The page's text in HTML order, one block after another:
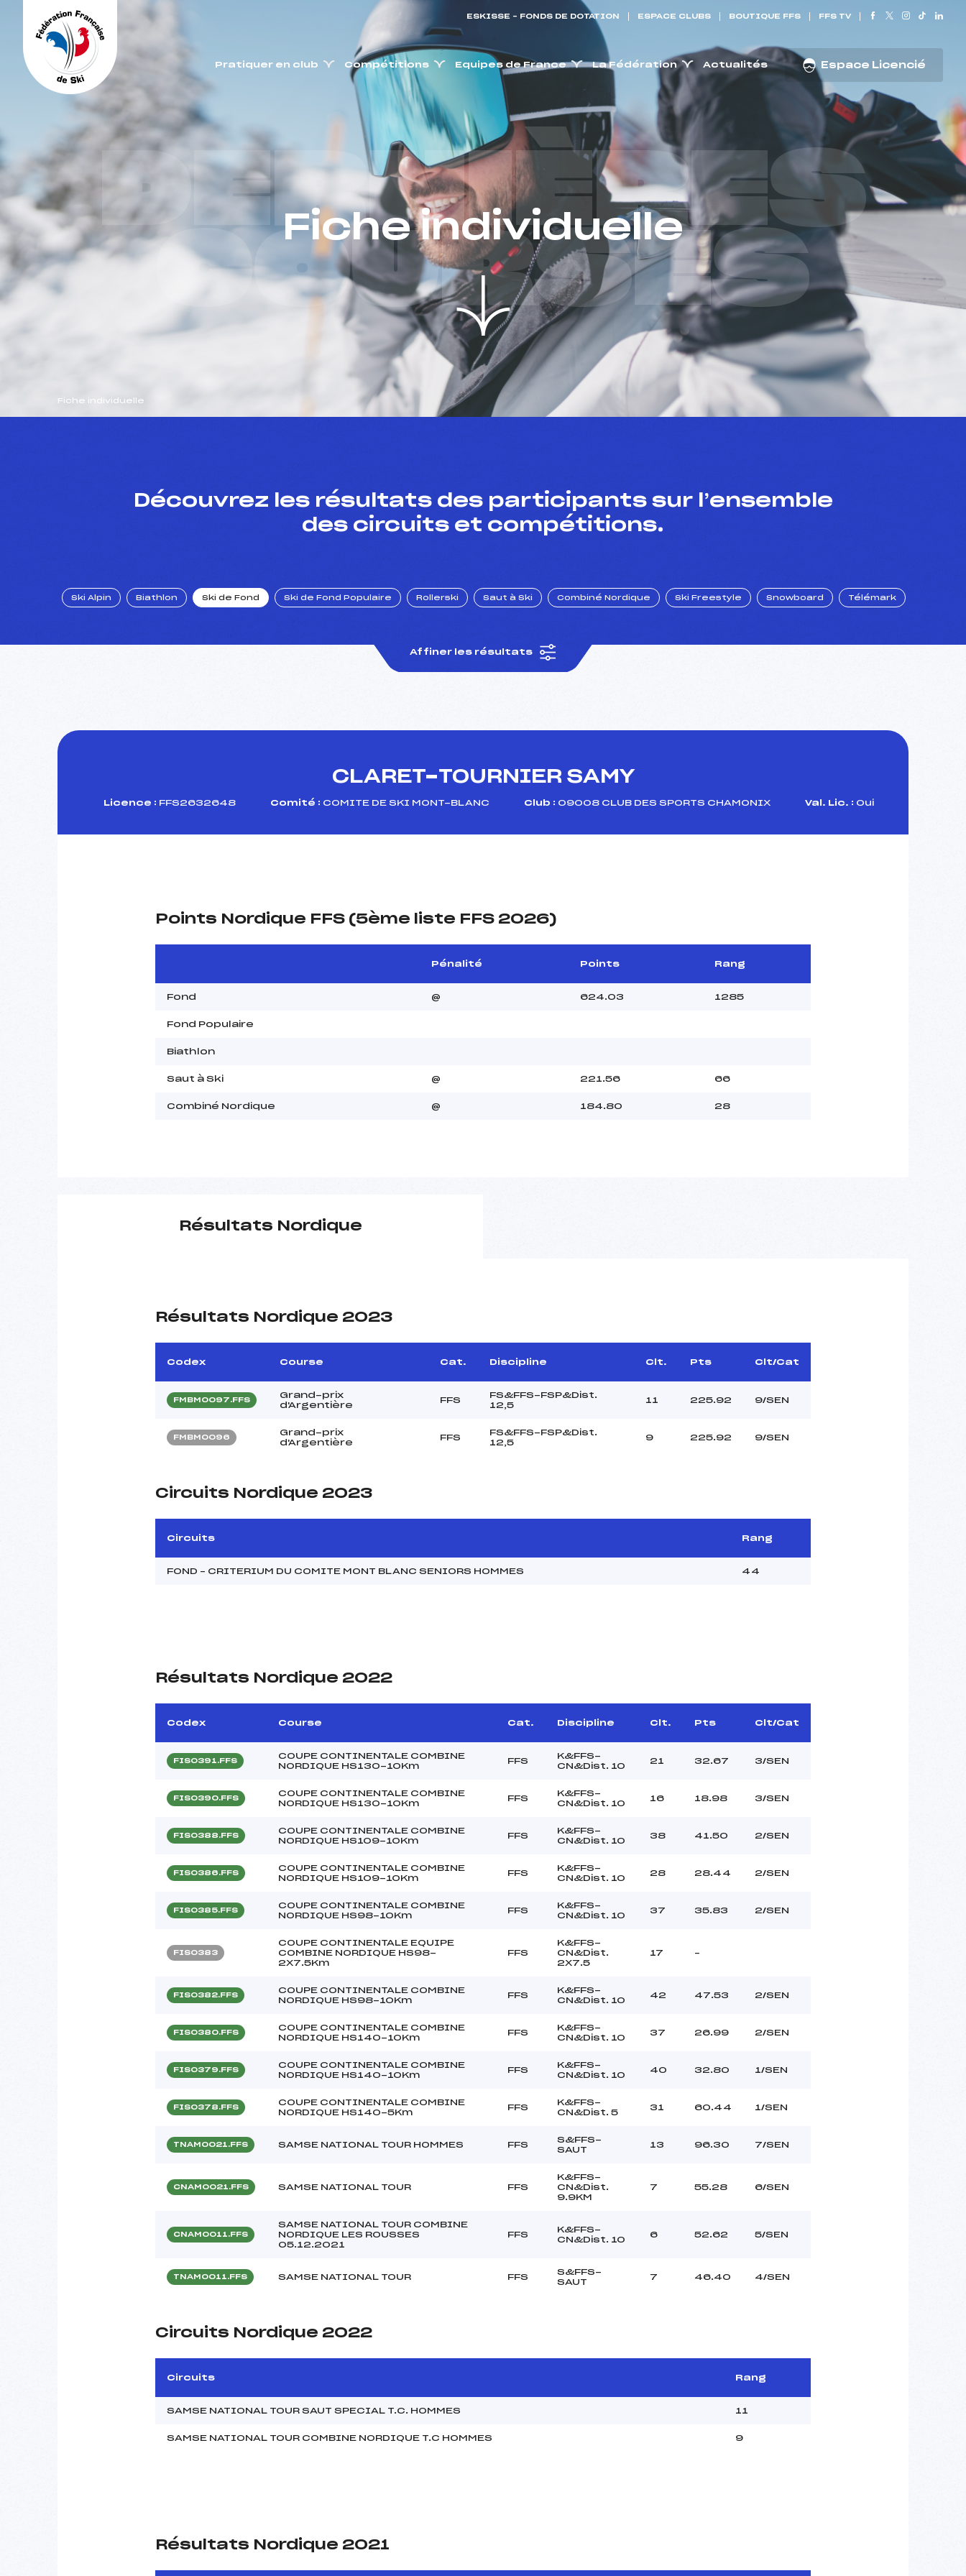
ESKISSE – FONDS DE DOTATION ESPACE CLUBS BOUTIQUE FFS FFS TV
Pratiquer en club Compétitions Equipes de France La Fédération Actualités Espace Licencié
DERNIÈRES
COURSES
Fiche individuelle
Fiche individuelle
Découvrez les résultats des participants sur l’ensemble
des circuits et compétitions.
Ski Alpin Biathlon Ski de Fond Ski de Fond Populaire Rollerski Saut à Ski Combiné Nordique Ski Freestyle Snowboard Télémark
Affiner les résultats
CLARET-TOURNIER SAMY
Licence : FFS2632648 Comité : COMITE DE SKI MONT-BLANC Club : 09008 CLUB DES SPORTS CHAMONIX Val. Lic. : Oui
Points Nordique FFS (5ème liste FFS 2026)
Pénalité Points Rang
Fond @ 624.03 1285
Fond Populaire
Biathlon
Saut à Ski @ 221.56 66
Combiné Nordique @ 184.80 28
Résultats Nordique
Résultats Nordique 2023
Codex Course Cat. Discipline Clt. Pts Clt/Cat
FMBM0097.FFS
Grand-prix
d'Argentière
FFS
FS&FFS-FSP&Dist.
12,5
11 225.92 9/SEN
FMBM0096
Grand-prix
d'Argentière
FFS
FS&FFS-FSP&Dist.
12,5
9 225.92 9/SEN
Circuits Nordique 2023
Circuits Rang
FOND – CRITERIUM DU COMITE MONT BLANC SENIORS HOMMES 44
Résultats Nordique 2022
Codex Course Cat. Discipline Clt. Pts Clt/Cat
FIS0391.FFS
COUPE CONTINENTALE COMBINE
NORDIQUE HS130-10Km
FFS
K&FFS-
CN&Dist. 10
21 32.67 3/SEN
FIS0390.FFS
COUPE CONTINENTALE COMBINE
NORDIQUE HS130-10Km
FFS
K&FFS-
CN&Dist. 10
16 18.98 3/SEN
FIS0388.FFS
COUPE CONTINENTALE COMBINE
NORDIQUE HS109-10Km
FFS
K&FFS-
CN&Dist. 10
38 41.50 2/SEN
FIS0386.FFS
COUPE CONTINENTALE COMBINE
NORDIQUE HS109-10Km
FFS
K&FFS-
CN&Dist. 10
28 28.44 2/SEN
FIS0385.FFS
COUPE CONTINENTALE COMBINE
NORDIQUE HS98-10Km
FFS
K&FFS-
CN&Dist. 10
37 35.83 2/SEN
FIS0383
COUPE CONTINENTALE EQUIPE
COMBINE NORDIQUE HS98-
2X7.5Km
FFS
K&FFS-
CN&Dist.
2X7.5
17 –
FIS0382.FFS
COUPE CONTINENTALE COMBINE
NORDIQUE HS98-10Km
FFS
K&FFS-
CN&Dist. 10
42 47.53 2/SEN
FIS0380.FFS
COUPE CONTINENTALE COMBINE
NORDIQUE HS140-10Km
FFS
K&FFS-
CN&Dist. 10
37 26.99 2/SEN
FIS0379.FFS
COUPE CONTINENTALE COMBINE
NORDIQUE HS140-10Km
FFS
K&FFS-
CN&Dist. 10
40 32.80 1/SEN
FIS0378.FFS
COUPE CONTINENTALE COMBINE
NORDIQUE HS140-5Km
FFS
K&FFS-
CN&Dist. 5
31 60.44 1/SEN
TNAM0021.FFS SAMSE NATIONAL TOUR HOMMES FFS
S&FFS-
SAUT
13 96.30 7/SEN
CNAM0021.FFS SAMSE NATIONAL TOUR FFS
K&FFS-
CN&Dist.
9.9KM
7 55.28 6/SEN
CNAM0011.FFS
SAMSE NATIONAL TOUR COMBINE
NORDIQUE LES ROUSSES
05.12.2021
FFS
K&FFS-
CN&Dist. 10
6 52.62 5/SEN
TNAM0011.FFS SAMSE NATIONAL TOUR FFS
S&FFS-
SAUT
7 46.40 4/SEN
Circuits Nordique 2022
Circuits Rang
SAMSE NATIONAL TOUR SAUT SPECIAL T.C. HOMMES 11
SAMSE NATIONAL TOUR COMBINE NORDIQUE T.C HOMMES 9
Résultats Nordique 2021